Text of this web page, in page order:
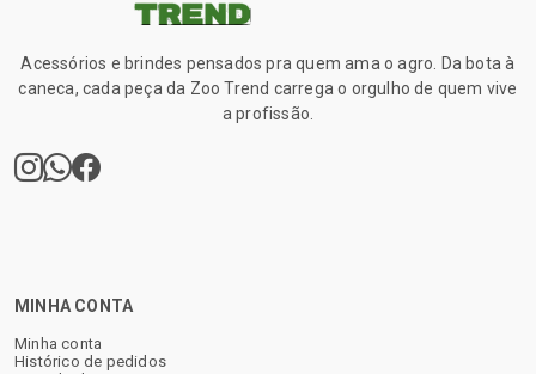
Acessórios e brindes pensados pra quem ama o agro. Da bota à
caneca, cada peça da Zoo Trend carrega o orgulho de quem vive
a profissão.
MINHA CONTA
Minha conta
Histórico de pedidos